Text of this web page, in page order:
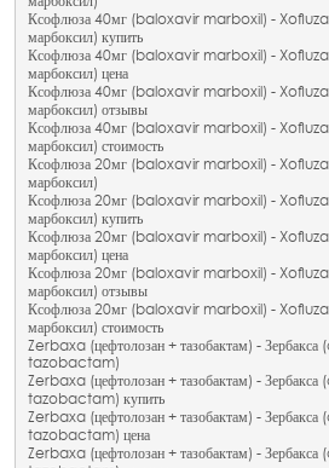
марбоксил)
Ксофлюза 40мг (baloxavir marboxil) - Xofluza
марбоксил) купить
Ксофлюза 40мг (baloxavir marboxil) - Xofluza
марбоксил) цена
Ксофлюза 40мг (baloxavir marboxil) - Xofluza
марбоксил) отзывы
Ксофлюза 40мг (baloxavir marboxil) - Xofluza
марбоксил) стоимость
Ксофлюза 20мг (baloxavir marboxil) - Xofluza
марбоксил)
Ксофлюза 20мг (baloxavir marboxil) - Xofluza
марбоксил) купить
Ксофлюза 20мг (baloxavir marboxil) - Xofluza
марбоксил) цена
Ксофлюза 20мг (baloxavir marboxil) - Xofluza
марбоксил) отзывы
Ксофлюза 20мг (baloxavir marboxil) - Xofluza
марбоксил) стоимость
Zerbaxa (цефтолозан + тазобактам) -
tazobactam)
Zerbaxa (цефтолозан + тазобактам) -
tazobactam) купить
Zerbaxa (цефтолозан + тазобактам) -
tazobactam) цена
Zerbaxa (цефтолозан + тазобактам) -